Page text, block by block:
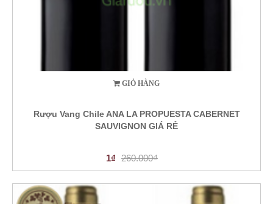
GIỎ HÀNG
Rượu Vang Chile ANA LA PROPUESTA CABERNET
SAUVIGNON GIÁ RẺ
1₫ 260.000₫